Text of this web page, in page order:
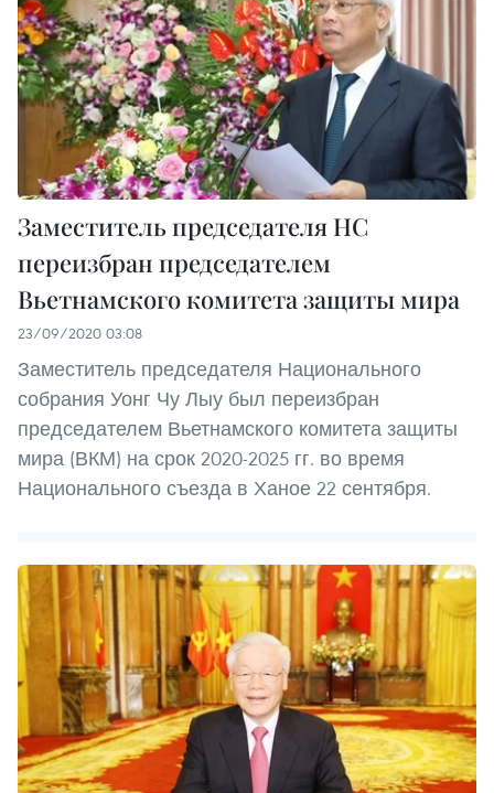
Заместитель председателя НС
переизбран председателем
Вьетнамского комитета защиты мира
23/09/2020 03:08
Заместитель председателя Национального
собрания Уонг Чу Лыу был переизбран
председателем Вьетнамского комитета защиты
мира (ВКМ) на срок 2020-2025 гг. во время
Национального съезда в Ханое 22 сентября.